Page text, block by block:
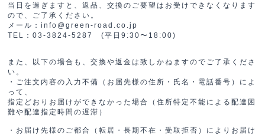
当日を過ぎますと、返品、交換のご要望はお受けできなくなります
ので、ご了承ください。
メール：info@green-road.co.jp
TEL：03-3824-5287 (平日9:30〜18:00)
また、以下の場合も、交換や返金は致しかねますのでご了承くださ
い。
・ご注文内容の入力不備（お届先様の住所・氏名・電話番号）によ
って、
指定どおりお届けができなかった場合（住所特定不能による配達困
難や配達指定時間の遅滞）
・お届け先様のご都合（転居・長期不在・受取拒否）によりお届け